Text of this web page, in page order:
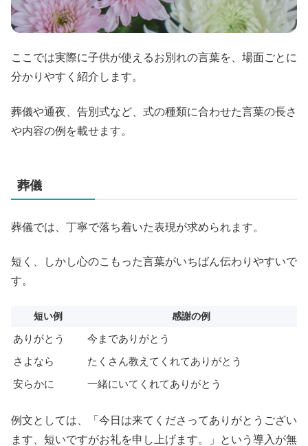
ここでは実際に子供が使えるお別れの言葉を、場面ごとに
分かりやすく紹介します。
葬儀や通夜、告別式など、式の種類に合わせた言葉の長さ
や内容の例を載せます。
葬儀
葬儀では、丁寧で落ち着いた表現が求められます。
短く、しかし心のこもった言葉がいちばん伝わりやすいで
す。
短い例 感謝の例
ありがとう
今までありがとう
さよなら
たくさん教えてくれてありがとう
安らかに
一緒にいてくれてありがとう
例文としては、「今日は来てくださってありがとうござい
ます、短いですがお礼を申し上げます。」という導入が無